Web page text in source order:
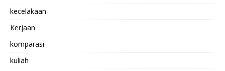
kecelakaan
Kerjaan
komparasi
kuliah